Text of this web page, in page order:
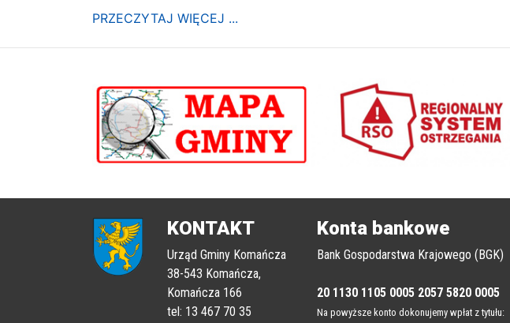
PRZECZYTAJ WIĘCEJ ...
poprzednii
KONTAKT
Urząd Gminy Komańcza
38-543 Komańcza,
Komańcza 166
tel: 13 467 70 35
Konta bankowe
Bank Gospodarstwa Krajowego (BGK)
20 1130 1105 0005 2057 5820 0005
Na powyższe konto dokonujemy wpłat z tytułu: